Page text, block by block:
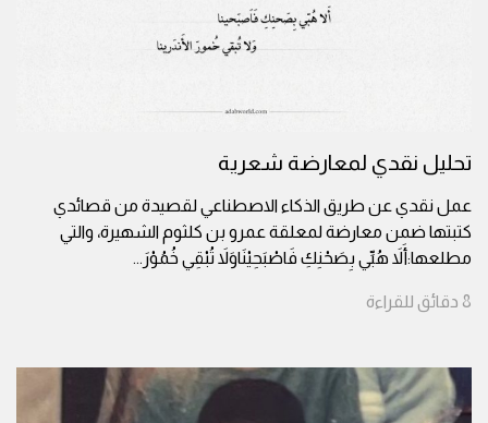
تحليل نقدي لمعارضة شعرية
عمل نقدي عن طريق الذكاء الاصطناعي لقصيدة من قصائدي
كتبتها ضمن معارضة لمعلقة عمرو بن كلثوم الشهيرة، والتي
مطلعها:أَلاَ هُبِّي بِصَحْنِكِ فَاصْبَحِيْنَاوَلاَ تُبْقِي خُمُوْرَ...
8 دقائق للقراءة